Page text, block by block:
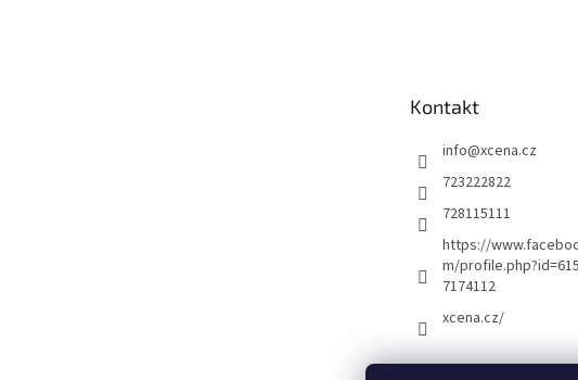
Kontakt
info@xcena.cz
723222822
728115111
https://
m/
7174112
xcena.cz/